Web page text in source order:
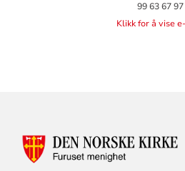
99 63 67 97
Klikk for å vise